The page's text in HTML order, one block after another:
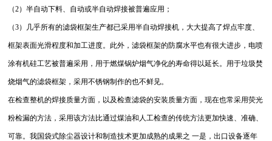
（2）半自动下料、自动或半自动焊接被普遍应用；
（3）几乎所有的滤袋框架生产都已采用半自动焊接机，大大提高了焊点牢度、
框架表面光滑程度和加工进度。此外，滤袋框架的防腐水平也有很大进步，电喷
涂有机硅工艺被普遍采用，用于燃煤锅炉烟气净化的寿命得以延长。用于垃圾焚
烧烟气的滤袋框架，采用不锈钢制作的也不鲜见。
在检查整机的焊接质量方面，以及检查滤袋的安装质量方面，现在也常采用荧光
粉检漏的方法，采用该方法比通过煤油和人工检查的传统方法更加快速、准确、
可靠。我国袋式除尘器设计和制造技术更加成熟的成果之 一是，出口设备逐年